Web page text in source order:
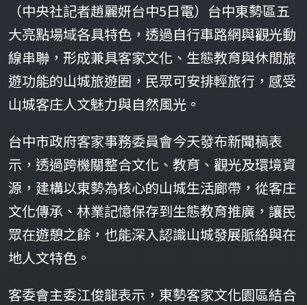
（中央社記者趙麗妍台中5日電）台中東勢區五
大亮點場域各具特色，透過自行車路網與觀光動
線串聯，形成兼具客家文化、生態教育與休閒旅
遊功能的山城旅遊圈，民眾可安排輕旅行，感受
山城客庄人文魅力與自然風光。
台中市政府客家事務委員會今天發布新聞稿表
示，透過跨機關整合文化、教育、觀光及環境資
源，建構以東勢為核心的山城生活廊帶，從客庄
文化傳承、林業記憶保存到生態教育推廣，讓民
眾在遊憩之餘，也能深入認識山城發展脈絡與在
地人文特色。
客委會主委江俊龍表示，東勢客家文化園區結合